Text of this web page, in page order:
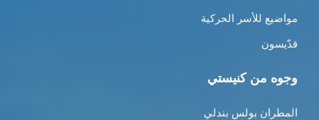
مواضيع للأسر الحركية
قدّيسون
وجوه من كنيستي
المطران بولس بندلي